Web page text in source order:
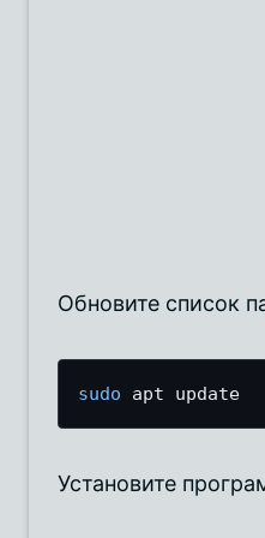
Обновите список
sudo apt update
Установите